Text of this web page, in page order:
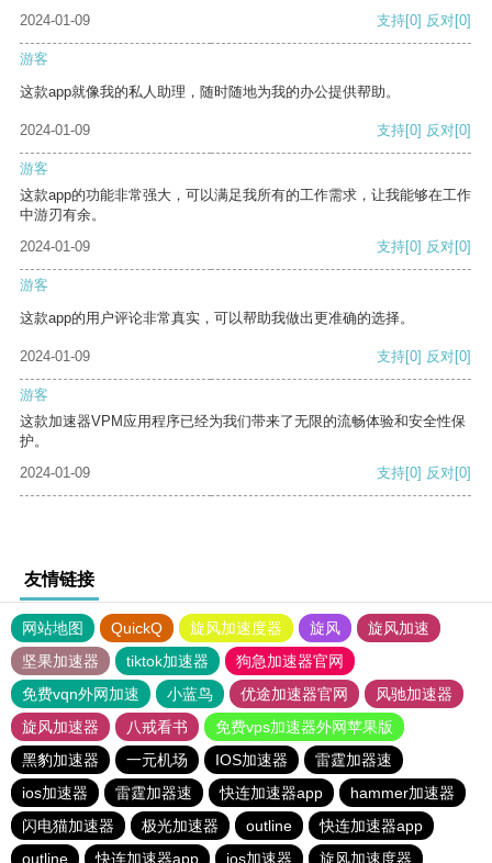
2024-01-09 支持[0] 反对[0]
游客
这款app就像我的私人助理，随时随地为我的办公提供帮助。
2024-01-09 支持[0] 反对[0]
游客
这款app的功能非常强大，可以满足我所有的工作需求，让我能够在工作
中游刃有余。
2024-01-09
支持[0] 反对[0]
游客
这款app的用户评论非常真实，可以帮助我做出更准确的选择。
2024-01-09 支持[0] 反对[0]
游客
这款加速器VPM应用程序已经为我们带来了无限的流畅体验和安全性保
护。
2024-01-09
支持[0] 反对[0]
友情链接
网站地图 QuickQ 旋风加速度器 旋风
旋风加速
坚果加速器
tiktok加速器
狗急加速器官网
免费vqn外网加速
小蓝鸟 优途加速器官网
风驰加速器
旋风加速器
八戒看书
免费vps加速器外网苹果版
黑豹加速器
一元机场 IOS加速器
雷霆加器速
ios加速器
雷霆加器速 快连加速器app
hammer加速器
闪电猫加速器
极光加速器 outline
快连加速器app
outline
快连加速器app ios加速器 旋风加速度器